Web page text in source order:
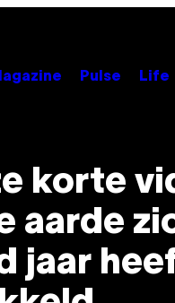
Pulse Life
korte
aarde
jaar